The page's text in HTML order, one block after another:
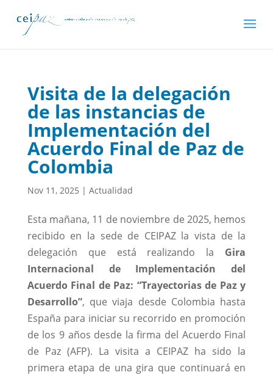
Visita de la delegación
de las instancias de
Implementación del
Acuerdo Final de Paz de
Colombia
Nov 11, 2025 | Actualidad
Esta mañana, 11 de noviembre de 2025, hemos
recibido en la sede de CEIPAZ la vista de la
delegación que está realizando la Gira
Internacional de Implementación del
Acuerdo Final de Paz: “Trayectorias de Paz y
Desarrollo”, que viaja desde Colombia hasta
España para iniciar su recorrido en promoción
de los 9 años desde la firma del Acuerdo Final
de Paz (AFP). La visita a CEIPAZ ha sido la
primera etapa de una gira que continuará en